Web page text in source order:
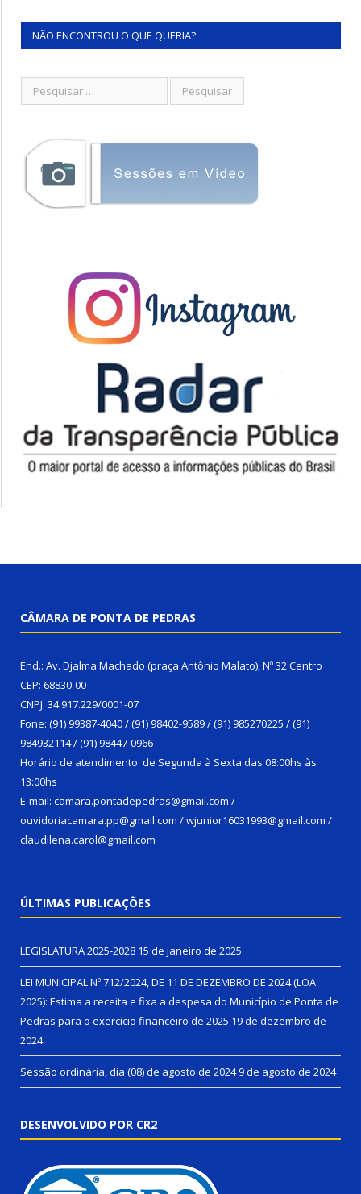
NÃO ENCONTROU O QUE QUERIA?
CÂMARA DE PONTA DE PEDRAS
End.: Av. Djalma Machado (praça Antônio Malato), Nº 32 Centro
CEP: 68830-00
CNPJ: 34.917.229/0001-07
Fone: (91) 99387-4040 / (91) 98402-9589 / (91) 985270225 / (91)
984932114 / (91) 98447-0966
Horário de atendimento: de Segunda à Sexta das 08:00hs às
13:00hs
E-mail: camara.pontadepedras@gmail.com /
ouvidoriacamara.pp@gmail.com / wjunior16031993@gmail.com /
claudilena.carol@gmail.com
ÚLTIMAS PUBLICAÇÕES
LEGISLATURA 2025-2028 15 de janeiro de 2025
LEI MUNICIPAL Nº 712/2024, DE 11 DE DEZEMBRO DE 2024 (LOA
2025): Estima a receita e fixa a despesa do Município de Ponta de
Pedras para o exercício financeiro de 2025 19 de dezembro de
2024
Sessão ordinária, dia (08) de agosto de 20249 de agosto de 2024
DESENVOLVIDO POR CR2